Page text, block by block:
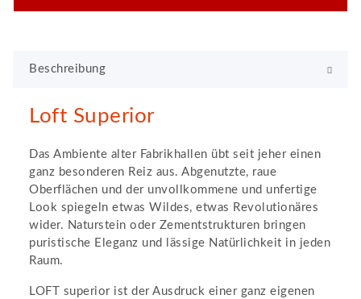
Beschreibung
Loft Superior
Das Ambiente alter Fabrikhallen übt seit jeher einen
ganz besonderen Reiz aus. Abgenutzte, raue
Oberflächen und der unvollkommene und unfertige
Look spiegeln etwas Wildes, etwas Revolutionäres
wider. Naturstein oder Zementstrukturen bringen
puristische Eleganz und lässige Natürlichkeit in jeden
Raum.
LOFT superior ist der Ausdruck einer ganz eigenen